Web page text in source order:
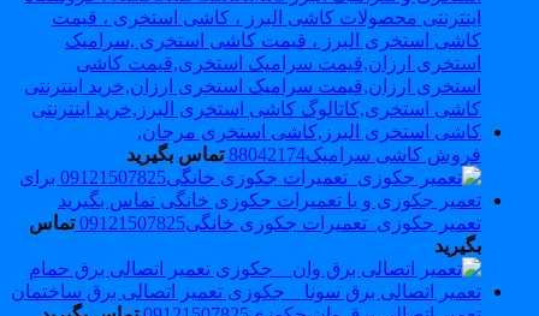
فروش کاشی سرامیک88042174 تماس بگیرید
تعمیر جکوزی_تعمیرات جکوزی خانگی09121507825
تماس
بگیرید